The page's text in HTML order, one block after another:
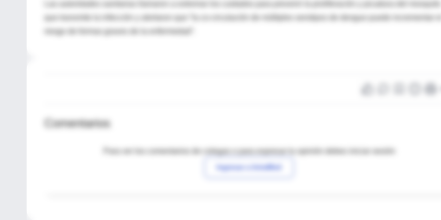
Las autoridades sanitarias llamaron a extremar los cuidados para prevenir la proliferación y picadura del mosquito
que transmite la infección y alertaron que “la co-circulación de múltiples serotipos de dengue puede incrementar
riesgo de formas graves de la enfermedad”.
Comentarios
Para ver los comentarios de colegas o para expresar tu opinión debes iniciar sesión
Ingresar a IntraMed